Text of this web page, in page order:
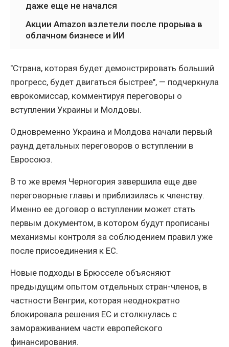
даже еще не начался
Акции Amazon взлетели после прорыва в
облачном бизнесе и ИИ
"Страна, которая будет демонстрировать больший
прогресс, будет двигаться быстрее", — подчеркнула
еврокомиссар, комментируя переговоры о
вступлении Украины и Молдовы.
Одновременно Украина и Молдова начали первый
раунд детальных переговоров о вступлении в
Евросоюз.
В то же время Черногория завершила еще две
переговорные главы и приблизилась к членству.
Именно ее договор о вступлении может стать
первым документом, в котором будут прописаны
механизмы контроля за соблюдением правил уже
после присоединения к ЕС.
Новые подходы в Брюсселе объясняют
предыдущим опытом отдельных стран-членов, в
частности Венгрии, которая неоднократно
блокировала решения ЕС и столкнулась с
замораживанием части европейского
финансирования.